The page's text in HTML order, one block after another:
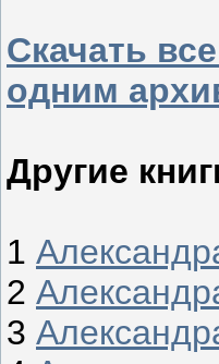
Скачать
одним
Другие
1
2
3